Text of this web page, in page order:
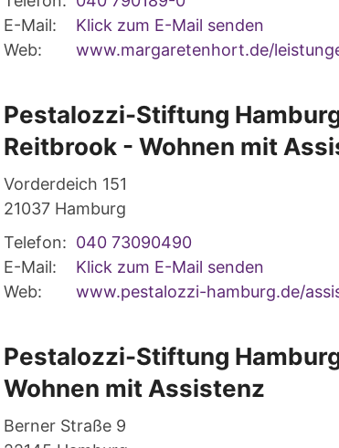
E-Mail:
Klick zum E-Mail senden
Web:
www.margaretenhort.de/
Pestalozzi-Stiftung
Reitbrook - Wohnen mit
Vorderdeich 151
21037 Hamburg
Telefon: 040 73090490
E-Mail:
Klick zum E-Mail senden
Web:
www.pestalozzi-hamburg.de/
Pestalozzi-Stiftung
Wohnen mit Assistenz
Berner Straße 9